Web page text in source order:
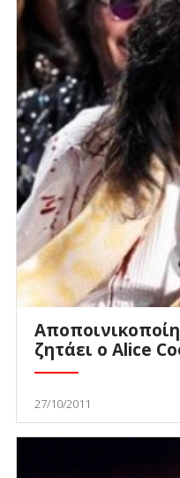
ζητάει ο Alice
27/10/2011